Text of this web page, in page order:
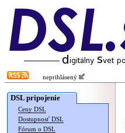
neprihlásený
DSL pripojenie
Ceny DSL
Dostupnosť DSL
Fórum o DSL